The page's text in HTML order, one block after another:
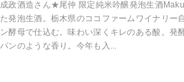
成政酒造さん★尾仲 限定純米吟醸発泡生酒
た発泡生酒。栃木県のココファームワイナリー
ン酵母で仕込む。味わい深くキレのある酸。発
パンのような香り。今年も入...